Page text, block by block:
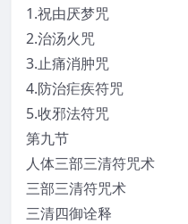
1.祝由厌梦咒
2.治汤火咒
3.止痛消肿咒
4.防治疟疾符咒
5.收邪法符咒
第九节
人体三部三清符咒术
三部三清符咒术
三清四御诠释